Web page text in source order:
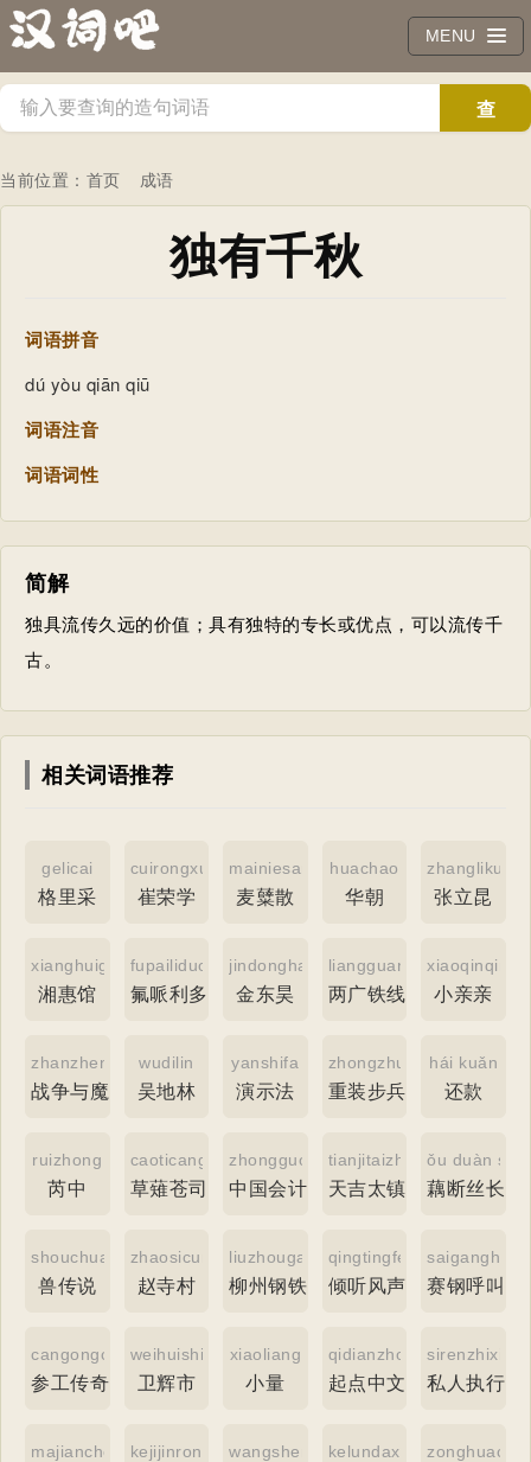
MENU
查
当前位置： 首页 成语
独有千秋
词语拼音
dú yòu qiān qiū
词语注音
词语词性
简解
独具流传久远的价值；具有独特的专长或优点，可以流传千
古。
相关词语推荐
gelicai
格里采
cuirongxue
崔荣学
mainiesan
麦糵散
huachao
华朝
zhanglikun
张立昆
xianghuiguan
湘惠馆
fupailiduo
氟哌利多
jindonghao
金东昊
liangguangtiexianlian
两广铁线莲
xiaoqinqin
小亲亲
zhanzhengyumofa
战争与魔法
wudilin
吴地林
yanshifa
演示法 重装步兵导弹
hái kuǎn
还款
ruizhong
芮中
caoticangsi
草薙苍司
zhongguohuijiyanjiu
中国会计研究
tianjitaizhen
天吉太镇
ǒu duàn sī
藕断丝长
shouchuanshuo
兽传说
zhaosicun
赵寺村
liuzhougangtie
柳州钢铁
qingtingfengsheng
倾听风声 赛钢呼叫器
cangongchuanqi
参工传奇
weihuishi
卫辉市
xiaoliang
小量
qidianzhongwen
起点中文 私人执行者
majianchengkejijinrongpingtaiwangshengyingkelundaxia zonghuacun